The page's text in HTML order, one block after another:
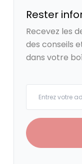
Rester
Recevez les
des conseils
dans votre